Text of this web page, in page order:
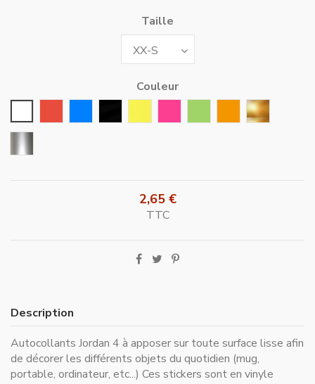
Taille
Couleur
OrangeOr
Argent
2,65 €
TTC
Description
Autocollants Jordan 4 à apposer sur toute surface lisse afin
de décorer les différents objets du quotidien (mug,
portable, ordinateur, etc...) Ces stickers sont en vinyle